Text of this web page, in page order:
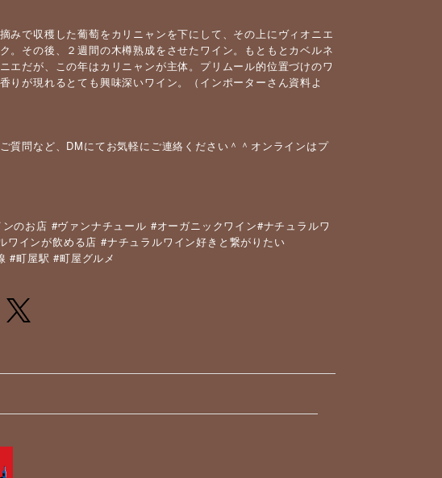
で収穫した葡萄をカリニャンを下にして、その上にヴィオニエ
。その後、２週間の木樽熟成をさせたワイン。もともとカベルネ
エだが、この年はカリニャンが主体。プリムール的位置づけのワ
が現れるとても興味深いワイン。（インポーターさん資料よ
質問など、DMにてお気軽にご連絡ください＾＾オンラインはプ
ンのお店 #ヴァンナチュール #オーガニックワイン#ナチュラルワ
ワインが飲める店 #ナチュラルワイン好きと繋がりたい
#町屋駅 #町屋グルメ